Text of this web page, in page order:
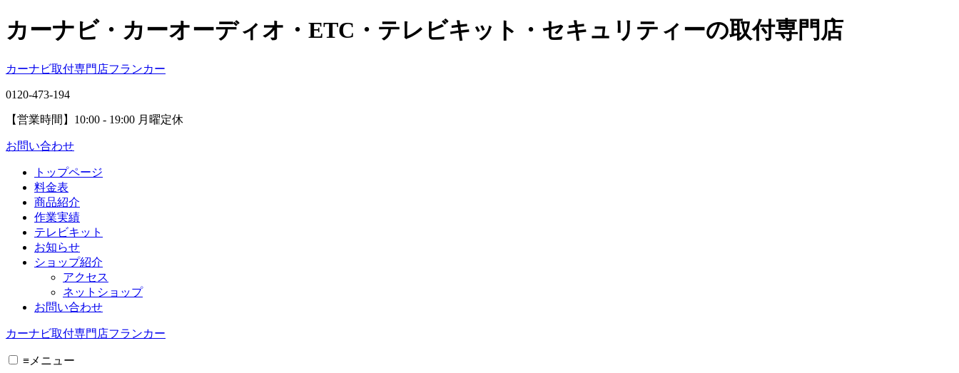
カーナビ・カーオーディオ・ETC・テレビキット・セキュリティーの取付専門店
カーナビ取付専⾨店フランカー
0120-473-194
【営業時間】 10:00 - 19:00 月曜定休
お問い合わせ
トップページ
料金表
商品紹介
作業実績
テレビキット
お知らせ
ショップ紹介
アクセス
ネットショップ
お問い合わせ
カーナビ取付専⾨店フランカー
≡ メニュー